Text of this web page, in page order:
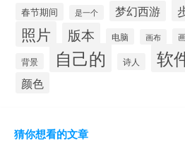
春节期间 是一个 梦幻西游
照片 版本 电脑 画布
背景 自己的 诗人 软
颜色
猜你想看的文章